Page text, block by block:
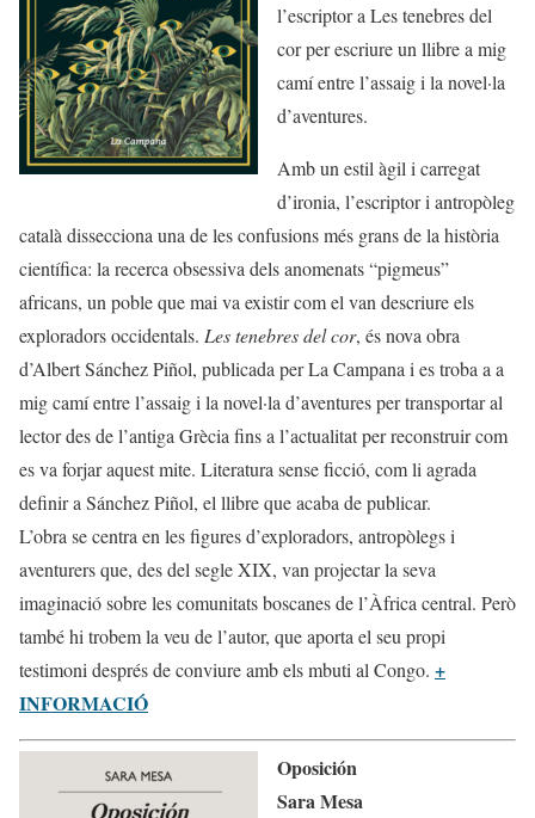
l’escriptor a Les tenebres del
cor per escriure un llibre a mig
camí entre l’assaig i la novel·la
d’aventures.
Amb un estil àgil i carregat
d’ironia, l’escriptor i antropòleg
català dissecciona una de les confusions més grans de la història
científica: la recerca obsessiva dels anomenats “pigmeus”
africans, un poble que mai va existir com el van descriure els
exploradors occidentals. Les tenebres del cor, és nova obra
d’Albert Sánchez Piñol, publicada per La Campana i es troba a a
mig camí entre l’assaig i la novel·la d’aventures per transportar al
lector des de l’antiga Grècia fins a l’actualitat per reconstruir com
es va forjar aquest mite. Literatura sense ficció, com li agrada
definir a Sánchez Piñol, el llibre que acaba de publicar.
L’obra se centra en les figures d’exploradors, antropòlegs i
aventurers que, des del segle XIX, van projectar la seva
imaginació sobre les comunitats boscanes de l’Àfrica central. Però
també hi trobem la veu de l’autor, que aporta el seu propi
testimoni després de conviure amb els mbuti al Congo. +
INFORMACIÓ
Oposición
Sara Mesa